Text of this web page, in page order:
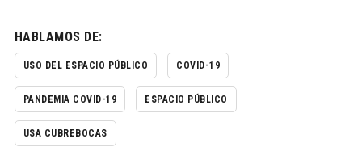
HABLAMOS DE:
USO DEL ESPACIO PÚBLICO COVID-19
PANDEMIA COVID-19 ESPACIO PÚBLICO
USA CUBREBOCAS